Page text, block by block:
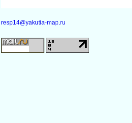
resp14@yakutia-map.ru